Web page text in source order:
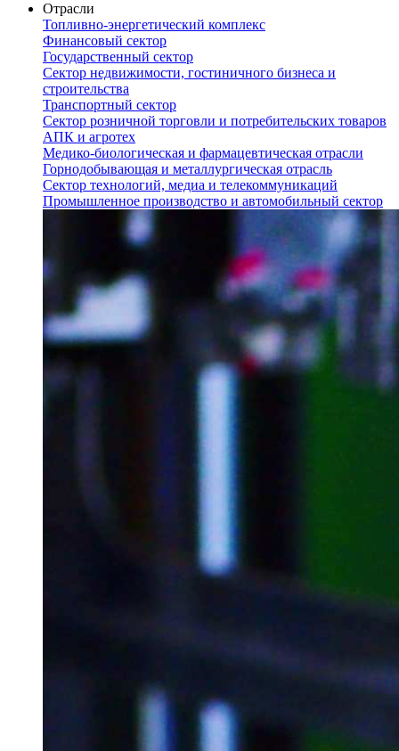
Отрасли
Топливно-энергетический комплекс
Финансовый сектор
Государственный сектор
Сектор недвижимости, гостиничного бизнеса и
строительства
Транспортный сектор
Сектор розничной торговли и потребительских товаров
АПК и агротех
Медико-биологическая и фармацевтическая отрасли
Горнодобывающая и металлургическая отрасль
Сектор технологий, медиа и телекоммуникаций
Промышленное производство и автомобильный сектор